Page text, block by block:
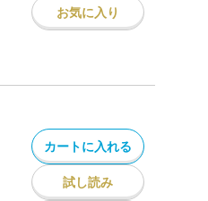
お気に入り
カートに入れる
試し読み